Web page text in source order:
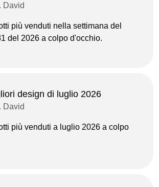
David
più venduti nella settimana del
del 2026 a colpo d'occhio.
design di luglio 2026
David
più venduti a luglio 2026 a colpo